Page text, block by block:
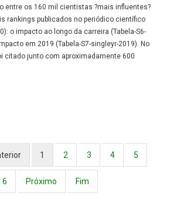
entre os 160 mil cientistas ?mais influentes?
rankings publicados no periódico científico
o impacto ao longo da carreira (Tabela-S6-
em 2019 (Tabela-S7-singleyr-2019). No
citado junto com aproximadamente 600
1 2 3 4 5
6 Próximo Fim